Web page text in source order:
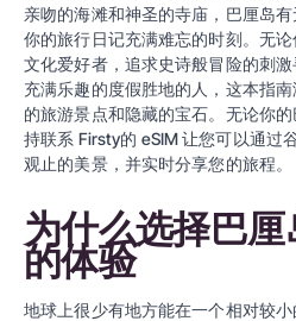
亲吻的海滩和神圣的寺庙，巴厘岛
你的旅行日记充满难忘的时刻。无
文化爱好者，追求史诗般冒险的刺
充满乐趣的度假胜地的人，这本指
的旅游景点和隐藏的宝石。无论你
持联系 Firsty的 eSIM 让您可以通过
观止的美景，并实时分享您的旅程。
为什么选择巴
的体验
地球上很少有地方能在一个相对较